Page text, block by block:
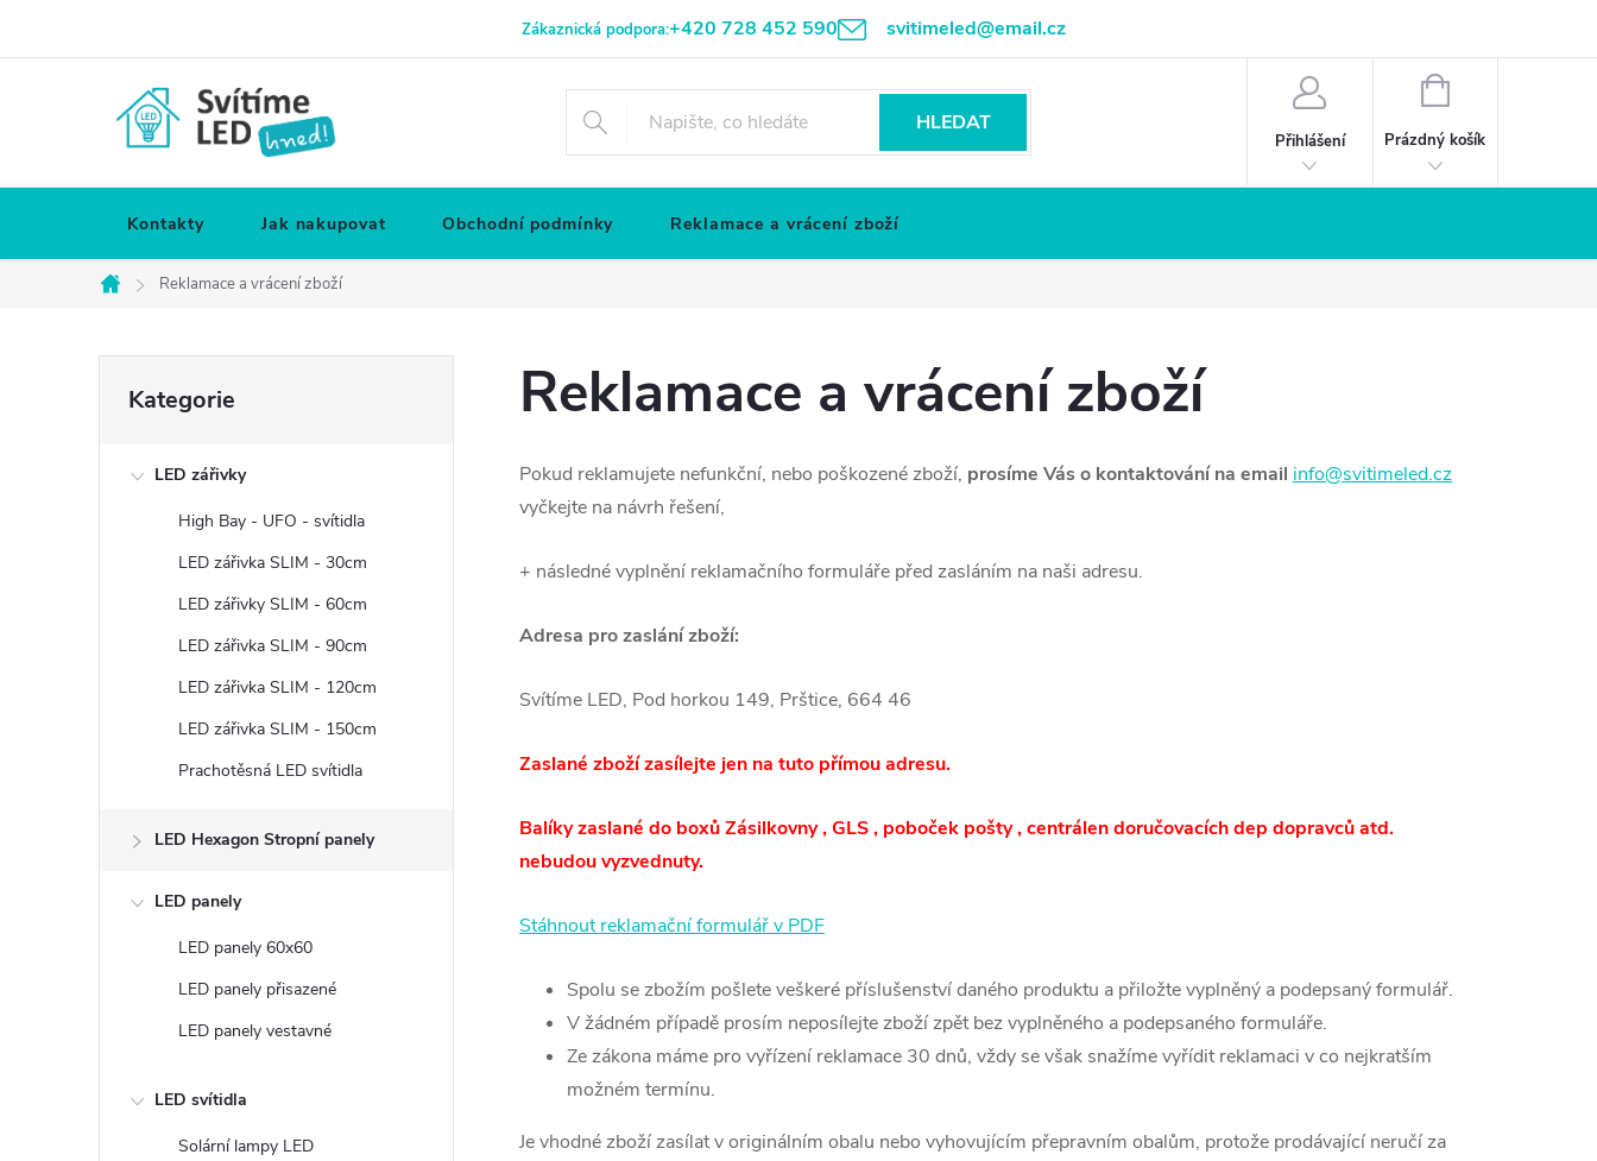
Zákaznická podpora:+420 728 452 590 svitimeled@email.cz
HLEDAT
Přihlášení
NÁKUPNÍ
Prázdný košík
Kontakty Jak nakupovat Obchodní podmínky Reklamace a vrácení zboží
Domů
Reklamace a vrácení zboží
kategorie
Kategorie
LED zářivky
High Bay - UFO - svítidla
LED zářivka SLIM - 30cm
LED zářivky SLIM - 60cm
LED zářivka SLIM - 90cm
LED zářivka SLIM - 120cm
LED zářivka SLIM - 150cm
Prachotěsná LED svítidla
LED Hexagon Stropní panely
LED panely
LED panely 60x60
LED panely přisazené
LED panely vestavné
LED svítidla
Solární lampy LED
Reklamace a vrácení zboží
Pokud reklamujete nefunkční, nebo poškozené zboží, prosíme Vás o kontaktování na email info@svitimeled.cz
vyčkejte na návrh řešení,
+ následné vyplnění reklamačního formuláře před zasláním na naši adresu.
Adresa pro zaslání zboží:
Svítíme LED, Pod horkou 149, Prštice, 664 46
Zaslané zboží zasílejte jen na tuto přímou adresu.
Balíky zaslané do boxů Zásilkovny , GLS , poboček pošty , centrálen doručovacích dep dopravců atd.
nebudou vyzvednuty.
Stáhnout reklamační formulář v PDF
Spolu se zbožím pošlete veškeré příslušenství daného produktu a přiložte vyplněný a podepsaný formulář.
V žádném případě prosím neposílejte zboží zpět bez vyplněného a podepsaného formuláře.
Ze zákona máme pro vyřízení reklamace 30 dnů, vždy se však snažíme vyřídit reklamaci v co nejkratším
možném termínu.
Je vhodné zboží zasílat v originálním obalu nebo vyhovujícím přepravním obalům, protože prodávající neručí za